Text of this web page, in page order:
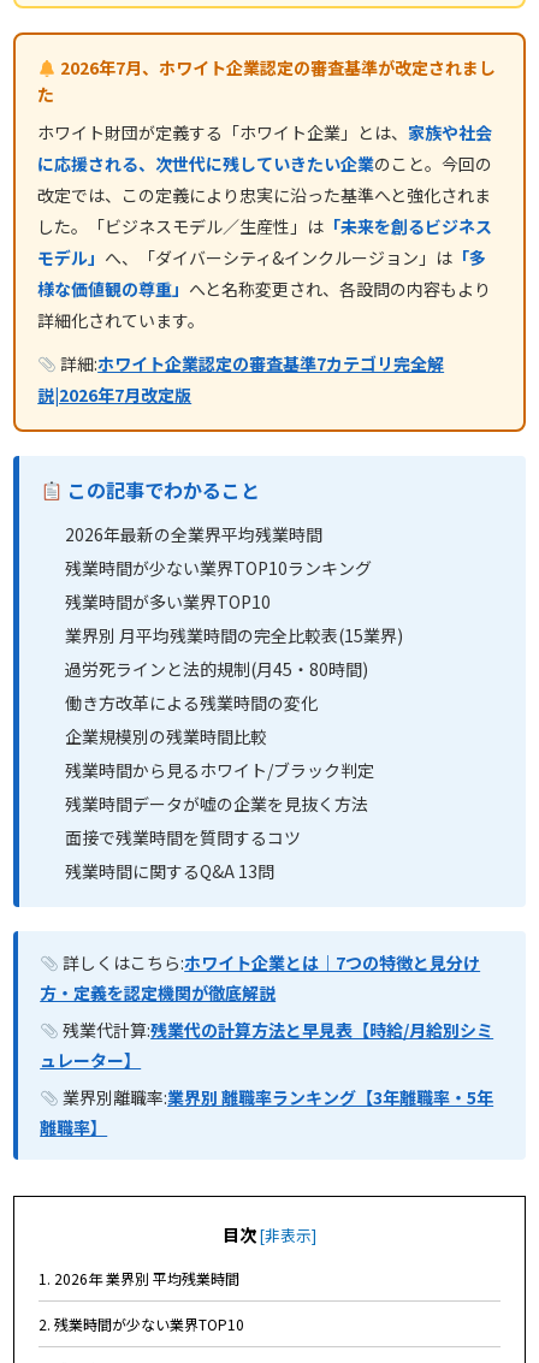
2026年7月、ホワイト企業認定の審査基準が改定されまし
た
ホワイト財団が定義する「ホワイト企業」とは、家族や社会
に応援される、次世代に残していきたい企業のこと。今回の
改定では、この定義により忠実に沿った基準へと強化されま
した。「ビジネスモデル／生産性」は 「未来を創るビジネス
モデル」 へ、「ダイバーシティ&インクルージョン」は 「多
様な価値観の尊重」 へと名称変更され、各設問の内容もより
詳細化されています。
詳細:ホワイト企業認定の審査基準7カテゴリ完全解
説|2026年7月改定版
この記事でわかること
2026年最新の全業界平均残業時間
残業時間が少ない業界TOP10ランキング
残業時間が多い業界TOP10
業界別 月平均残業時間の完全比較表(15業界)
過労死ラインと法的規制(月45・80時間)
働き方改革による残業時間の変化
企業規模別の残業時間比較
残業時間から見るホワイト/ブラック判定
残業時間データが嘘の企業を見抜く方法
面接で残業時間を質問するコツ
残業時間に関するQ&A 13問
詳しくはこちら:ホワイト企業とは｜7つの特徴と見分け
方・定義を認定機関が徹底解説
残業代計算:残業代の計算方法と早見表【時給/月給別シミ
ュレーター】
業界別離職率:業界別 離職率ランキング【3年離職率・5年
離職率】
目次[非表示]
1. 2026年 業界別 平均残業時間
2. 残業時間が少ない業界TOP10